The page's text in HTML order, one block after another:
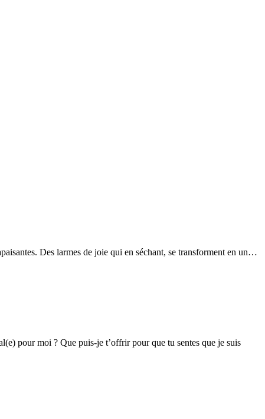
Des larmes de joie qui en séchant, se transforment en un…
pour moi ? Que puis-je t’offrir pour que tu sentes que je suis